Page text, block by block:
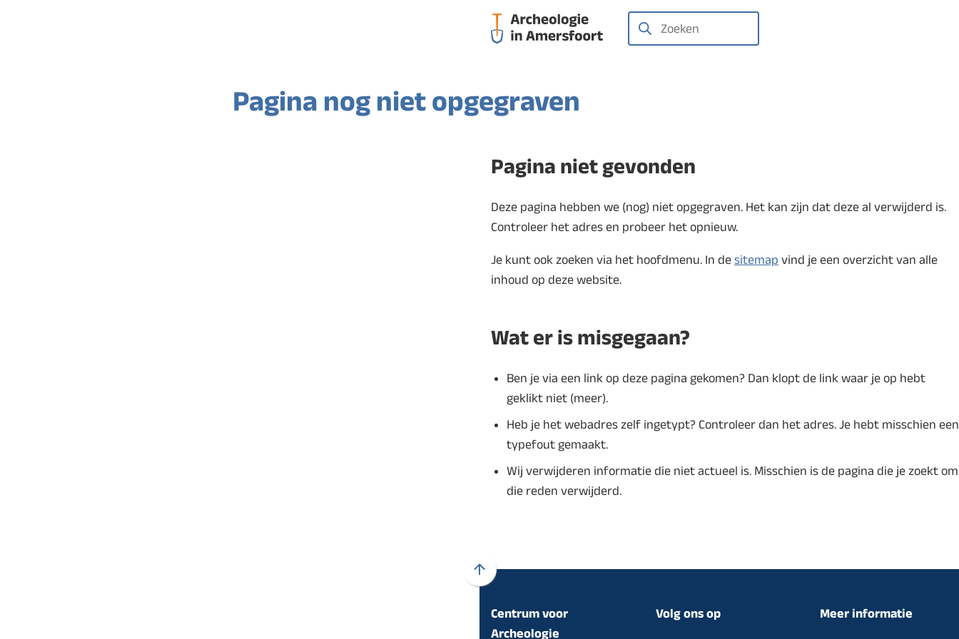
Opgravingen
Zoeken
Pagina nog niet opgegraven
Pagina niet gevonden
Deze pagina hebben we (nog) niet opgegraven. Het kan zijn dat deze al verwijderd is.
Controleer het adres en probeer het opnieuw.
Je kunt ook zoeken via het hoofdmenu. In de sitemap vind je een overzicht van alle
inhoud op deze website.
Wat er is misgegaan?
Ben je via een link op deze pagina gekomen? Dan klopt de link waar je op hebt
geklikt niet (meer).
Heb je het webadres zelf ingetypt? Controleer dan het adres. Je hebt misschien een
typefout gemaakt.
Wij verwijderen informatie die niet actueel is. Misschien is de pagina die je zoekt om
die reden verwijderd.
Scroll
boven
naar
Centrum voor
Archeologie
Volg ons op Meer informatie